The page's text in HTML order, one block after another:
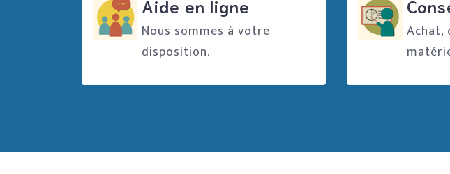
Aide en ligne
Nous sommes à votre
disposition.
Achat,